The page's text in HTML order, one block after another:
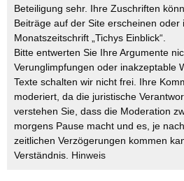
Beteiligung sehr. Ihre Zuschriften
Beiträge auf der Site erscheinen oder
Monatszeitschrift „Tichys Einblick“.
Bitte entwerten Sie Ihre Argumente
Verunglimpfungen oder inakzeptable
Texte schalten wir nicht frei. Ihre
moderiert, da die juristische
verstehen Sie, dass die Moderation
morgens Pause macht und es, je
zeitlichen Verzögerungen kommen
Verständnis. Hinweis